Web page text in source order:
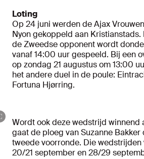
Loting
Op 24 juni werden de Ajax
Nyon gekoppeld aan
de Zweedse opponent wordt
vanaf 14:00 uur gespeeld. Bij een
op zondag 21 augustus om 13:00
het andere duel in de poule:
Fortuna Hjørring.
Wordt ook deze wedstrijd winnend
gaat de ploeg van Suzanne Bakker
tweede voorronde. Die
20/21 september en 28/29